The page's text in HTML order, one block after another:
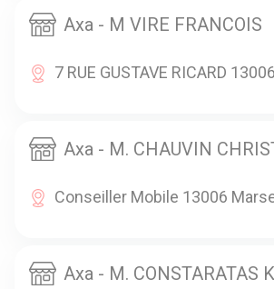
Axa - M VIRE FRANCOIS
7 RUE GUSTAVE RICARD
Axa - M. CHAUVIN
Conseiller Mobile 13006
Axa - M. CONSTARATAS